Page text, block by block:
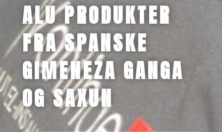
ALU PRODUKTER
FRA SPANSKE
GIMENEZA GANGA
OG SAXUN